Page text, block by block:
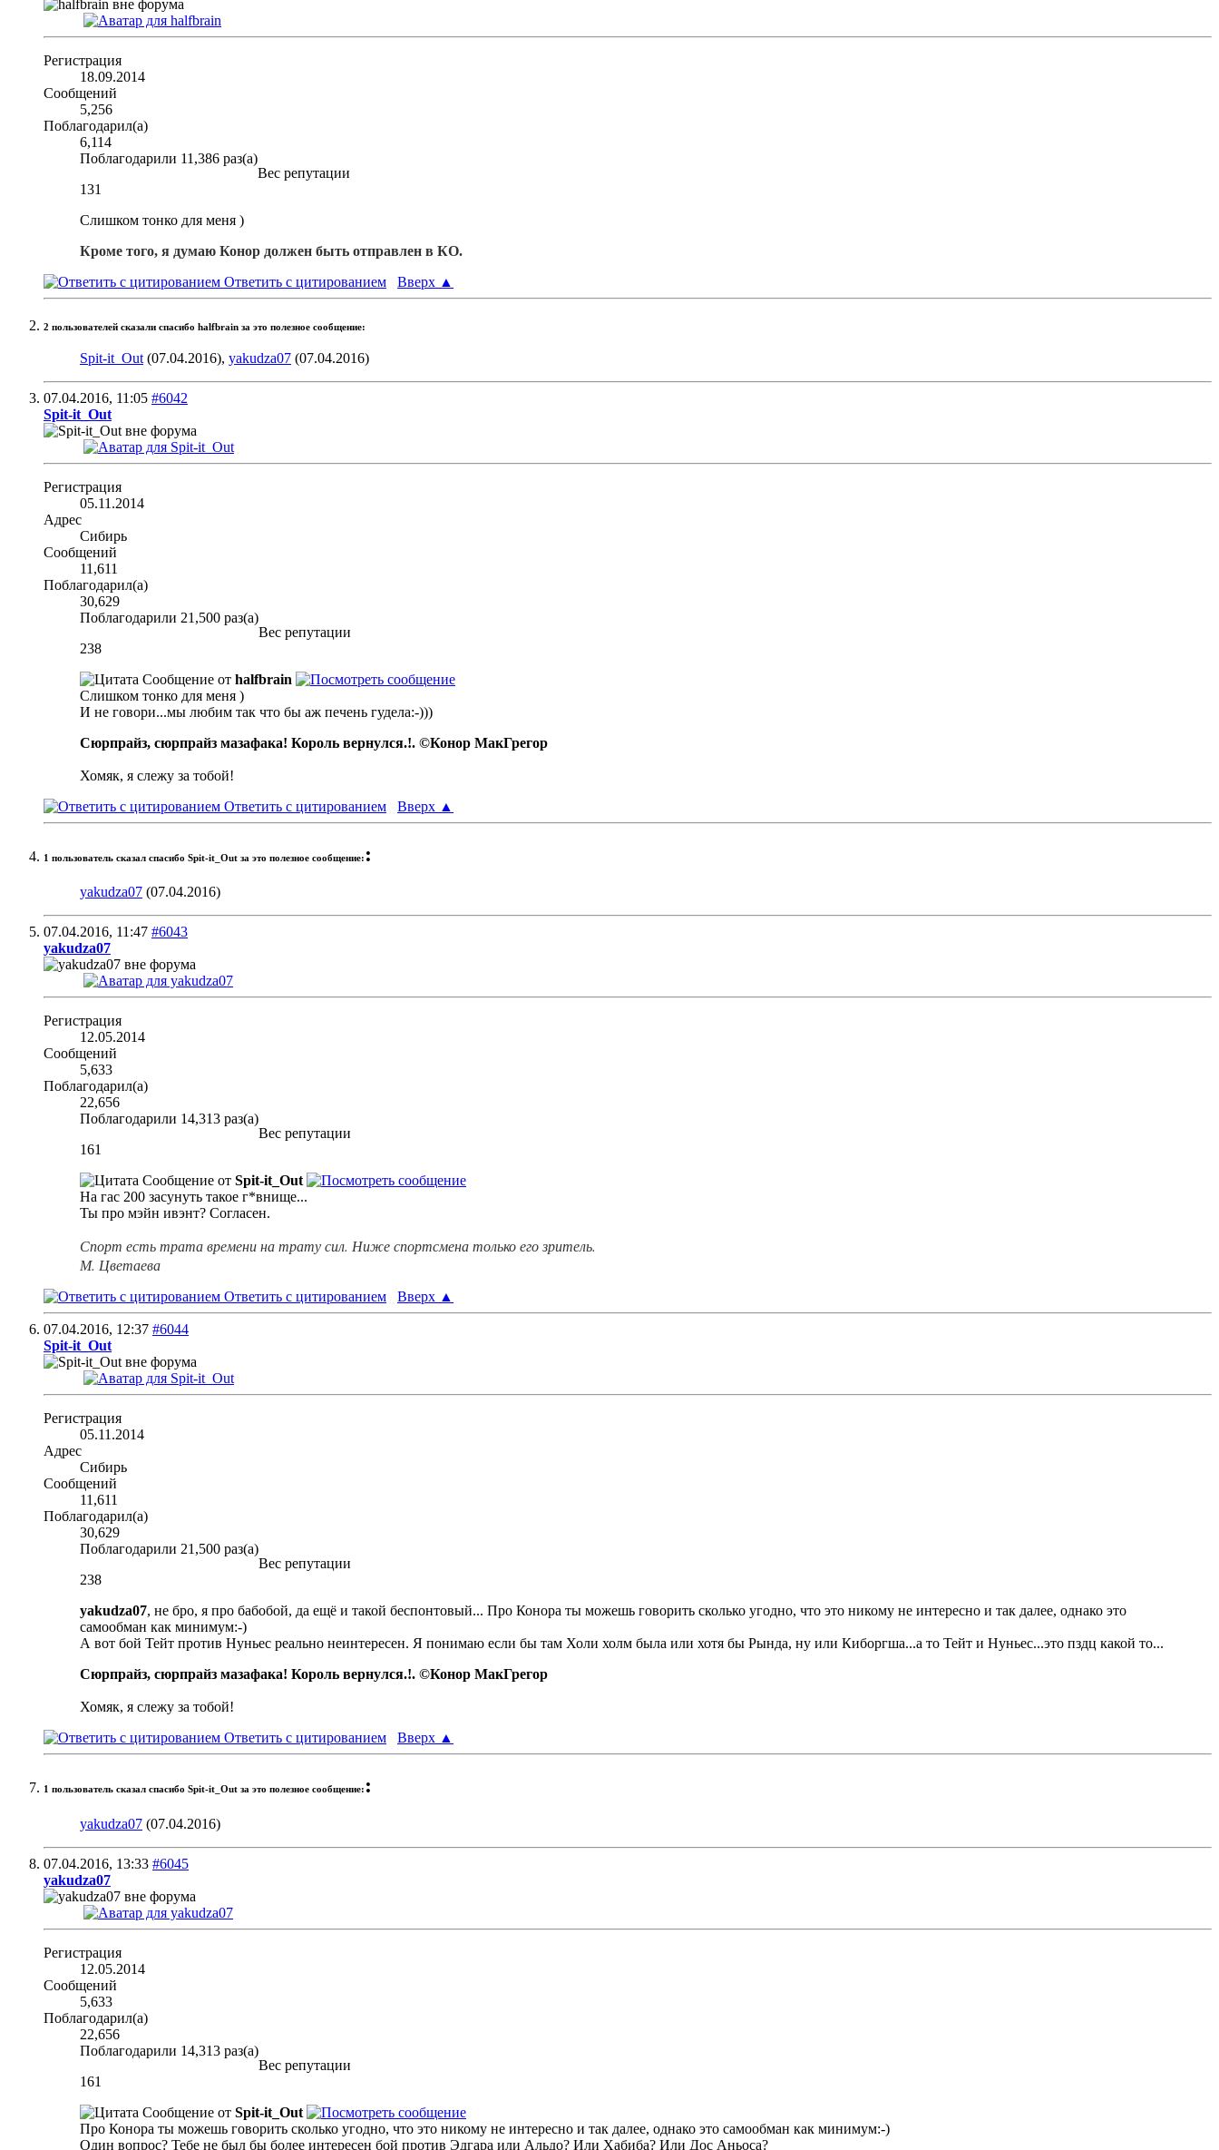
Регистрация
18.09.2014
Сообщений
5,256
Поблагодарил(а)
6,114
Поблагодарили 11,386 раз(а)
Вес репутации
131
Слишком тонко для меня )
Кроме того, я думаю Конор должен быть отправлен в КО.
Ответить с цитированием
Вверх ▲
2 пользователей сказали cпасибо halfbrain за это полезное сообщение:
Spit-it_Out (07.04.2016), yakudza07 (07.04.2016)
07.04.2016, 11:05 #6042
Spit-it_Out
Регистрация
05.11.2014
Адрес
Сибирь
Сообщений
11,611
Поблагодарил(а)
30,629
Поблагодарили 21,500 раз(а)
Вес репутации
238
Сообщение от halfbrain
Слишком тонко для меня )
И не говори...мы любим так что бы аж печень гудела:-)))
Сюрпрайз, сюрпрайз мазафака! Король вернулся.!. ©Конор МакГрегор
Хомяк, я слежу за тобой!
Ответить с цитированием
Вверх ▲
1 пользователь сказал cпасибо Spit-it_Out за это полезное сообщение: :
yakudza07 (07.04.2016)
07.04.2016, 11:47 #6043
yakudza07
Регистрация
12.05.2014
Сообщений
5,633
Поблагодарил(а)
22,656
Поблагодарили 14,313 раз(а)
Вес репутации
161
Сообщение от Spit-it_Out
На гас 200 засунуть такое г*внище...
Ты про мэйн ивэнт? Согласен.
Спорт есть трата времени на трату сил. Ниже спортсмена только его зритель.
М. Цветаева
Ответить с цитированием Вверх ▲
07.04.2016, 12:37 #6044
Spit-it_Out
Регистрация
05.11.2014
Адрес
Сибирь
Сообщений
11,611
Поблагодарил(а)
30,629
Поблагодарили 21,500 раз(а)
Вес репутации
238
yakudza07, не бро, я про бабобой, да ещё и такой беспонтовый... Про Конора ты можешь говорить сколько угодно, что это никому не интересно и так далее, однако это
самообман как минимум:-)
А вот бой Тейт против Нуньес реально неинтересен. Я понимаю если бы там Холи холм была или хотя бы Рында, ну или Киборгша...а то Тейт и Нуньес...это пздц какой то...
Сюрпрайз, сюрпрайз мазафака! Король вернулся.!. ©Конор МакГрегор
Хомяк, я слежу за тобой!
Ответить с цитированием
Вверх ▲
1 пользователь сказал cпасибо Spit-it_Out за это полезное сообщение: :
yakudza07 (07.04.2016)
07.04.2016, 13:33 #6045
yakudza07
Регистрация
12.05.2014
Сообщений
5,633
Поблагодарил(а)
22,656
Поблагодарили 14,313 раз(а)
Вес репутации
161
Сообщение от Spit-it_Out
Про Конора ты можешь говорить сколько угодно, что это никому не интересно и так далее, однако это самообман как минимум:-)
Один вопрос? Тебе не был бы более интересен бой против Эдгара или Альдо? Или Хабиба? Или Дос Аньоса?